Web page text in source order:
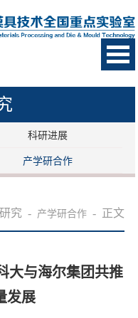
科研进展
产学研合作
究 - 产学研合作 - 正文
大与海尔集团共推
发展